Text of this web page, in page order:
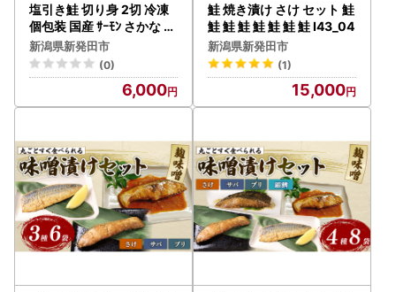
塩引き鮭 切り身 2切 冷凍
個包装 国産 ｻｰﾓﾝ さかな 海
産物 食品 小分け 真空パッ
ク 惣菜 お酒のあて 塩引き
鮭 半身 切り身 贈答 ギフト
佐々木食品 新潟 新発田 魚
介 sasaki004_01
新潟県新発田市
(0)
6,000
鮭 焼き漬け さけ セット 鮭
鮭 鮭 鮭 鮭 鮭 鮭 鮭 I43_04
新潟県新発田市
(1)
15,000